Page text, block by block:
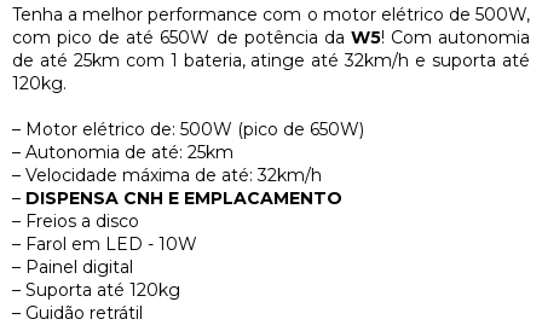
Tenha a melhor performance com o motor elétrico de 500W,
com pico de até 650W de potência da W5! Com autonomia
de até 25km com 1 bateria, atinge até 32km/h e suporta até
120kg.
– Motor elétrico de: 500W (pico de 650W)
– Autonomia de até: 25km
– Velocidade máxima de até: 32km/h
– DISPENSA CNH E EMPLACAMENTO
– Freios a disco
– Farol em LED - 10W
– Painel digital
– Suporta até 120kg
– Guidão retrátil